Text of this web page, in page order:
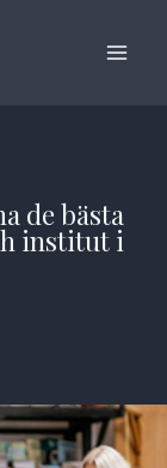
de bästa
institut i